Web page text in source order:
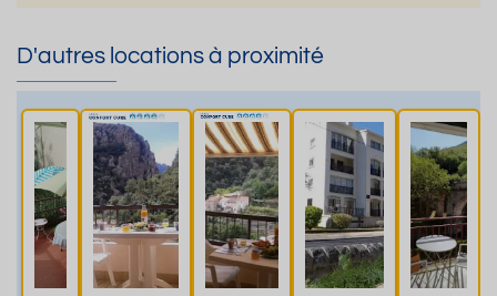
D'autres locations à proximité